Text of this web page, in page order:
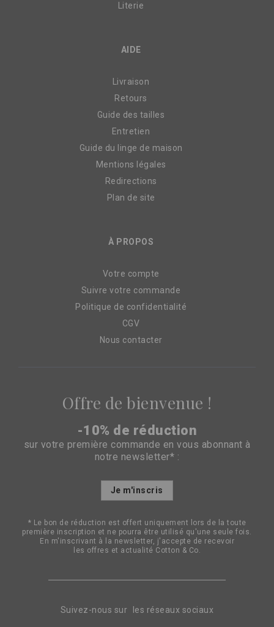
Literie
AIDE
Livraison
Retours
Guide des tailles
Entretien
Guide du linge de maison
Mentions légales
Redirections
Plan de site
À PROPOS
Votre compte
Suivre votre commande
Politique de confidentialité
CGV
Nous contacter
Suivez-nous sur les réseaux sociaux
Offre de bienvenue !
-10% de réduction
sur votre première commande en vous abonnant à
notre newsletter* :
Inscription
d’information
:
Je m'inscris
* Le bon de réduction est offert uniquement lors de la toute
première inscription et ne pourra être utilisé qu'une seule fois.
En m'inscrivant à la newsletter, j'accepte de recevoir
les offres et actualité Cotton & Co.